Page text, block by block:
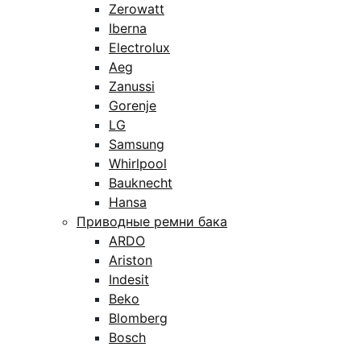
Zerowatt
Iberna
Electrolux
Aeg
Zanussi
Gorenje
LG
Samsung
Whirlpool
Bauknecht
Hansa
Приводные ремни бака
ARDO
Ariston
Indesit
Beko
Blomberg
Bosch